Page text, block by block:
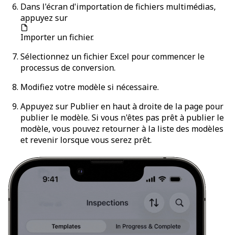
Dans l'écran d'importation de fichiers multimédias,
appuyez sur
Importer un fichier.
Sélectionnez un fichier Excel pour commencer le
processus de conversion.
Modifiez votre modèle si nécessaire.
Appuyez sur Publieren haut à droite de la page pour
publier le modèle. Si vous n'êtes pas prêt à publier le
modèle, vous pouvez retourner à la liste des modèles
et revenir lorsque vous serez prêt.